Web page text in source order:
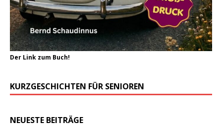
Der Link zum Buch!
KURZGESCHICHTEN FÜR SENIOREN
NEUESTE BEITRÄGE